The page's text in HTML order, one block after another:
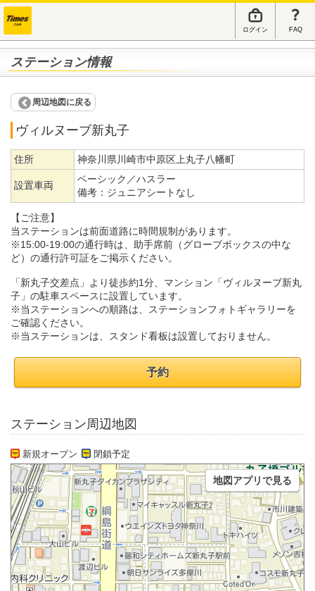
ログイン FAQ
ステーション情報
周辺地図に戻る
ヴィルヌーブ新丸子
住所 神奈川県川崎市中原区上丸子八幡町
設置車両
ベーシック／ハスラー
備考： ジュニアシートなし
【ご注意】
当ステーションは前面道路に時間規制があります。
※15:00-19:00の通行時は、助手席前（グローブボックスの中な
ど）の通行許可証をご掲示ください。
「新丸子交差点」より徒歩約1分、マンション「ヴィルヌーブ新丸
子」の駐車スペースに設置しています。
※当ステーションへの順路は、ステーションフォトギャラリーを
ご確認ください。
※当ステーションは、スタンド看板は設置しておりません。
予約
ステーション周辺地図
新規オープン 閉鎖予定
地図アプリで見る